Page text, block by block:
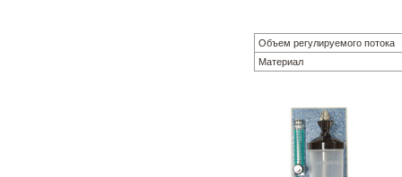
Объем регулируемого потока
Материал